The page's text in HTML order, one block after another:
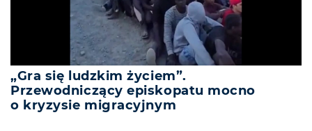
„Gra się ludzkim życiem”.
Przewodniczący episkopatu mocno
o kryzysie migracyjnym